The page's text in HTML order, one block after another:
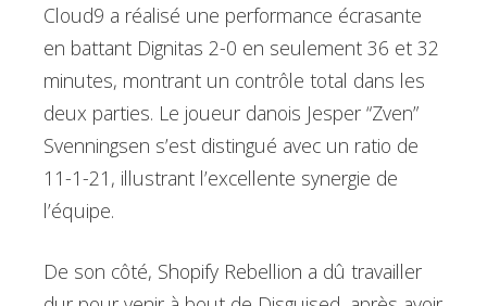
Cloud9 a réalisé une performance écrasante
en battant Dignitas 2-0 en seulement 36 et 32
minutes, montrant un contrôle total dans les
deux parties. Le joueur danois Jesper “Zven”
Svenningsen s’est distingué avec un ratio de
11-1-21, illustrant l’excellente synergie de
l’équipe.
De son côté, Shopify Rebellion a dû travailler